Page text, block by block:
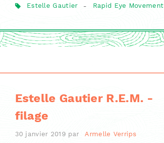
Estelle Gautier - Rapid Eye Movement
Estelle Gautier R.E.M. -
filage
30 janvier 2019 par Armelle Verrips